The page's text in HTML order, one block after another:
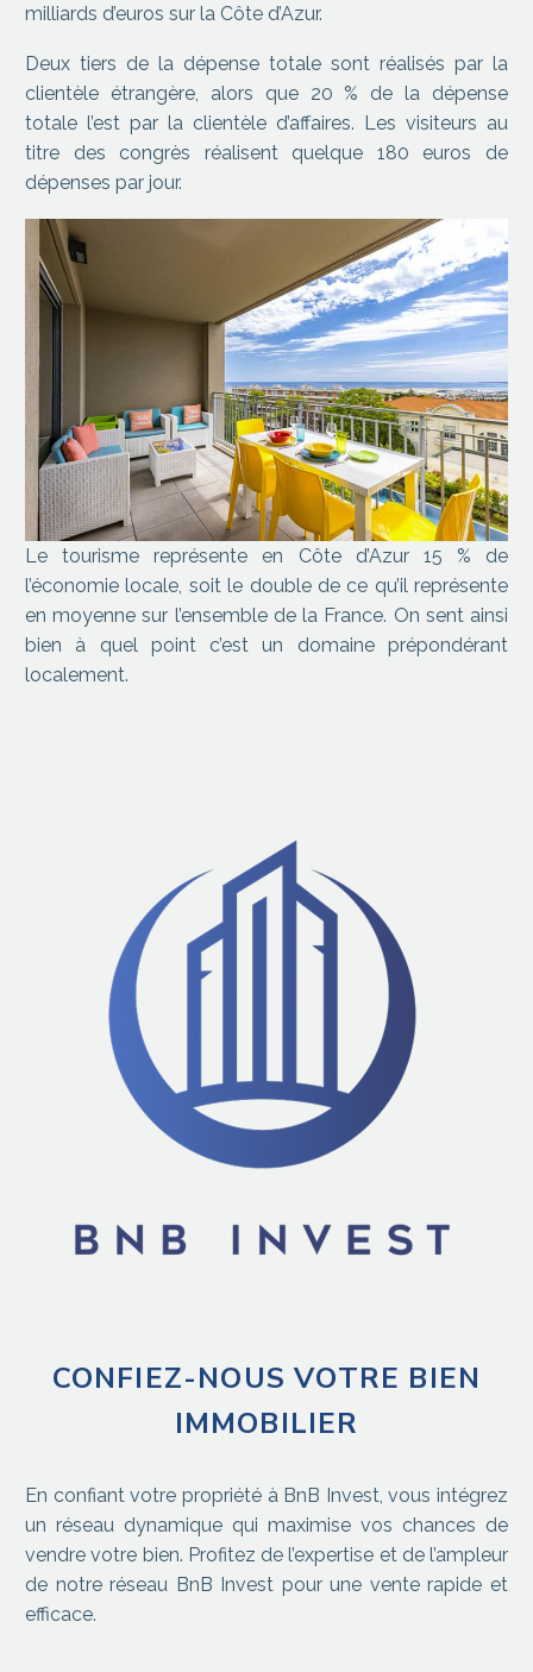
milliards d’euros sur la Côte d’Azur.
Deux tiers de la dépense totale sont réalisés par la
clientèle étrangère, alors que 20 % de la dépense
totale l’est par la clientèle d’affaires. Les visiteurs au
titre des congrès réalisent quelque 180 euros de
dépenses par jour.
Le tourisme représente en Côte d’Azur 15 % de
l’économie locale, soit le double de ce qu’il représente
en moyenne sur l’ensemble de la France. On sent ainsi
bien à quel point c’est un domaine prépondérant
localement.
CONFIEZ-NOUS VOTRE BIEN
IMMOBILIER
En confiant votre propriété à BnB Invest, vous intégrez
un réseau dynamique qui maximise vos chances de
vendre votre bien. Profitez de l’expertise et de l’ampleur
de notre réseau BnB Invest pour une vente rapide et
efficace.